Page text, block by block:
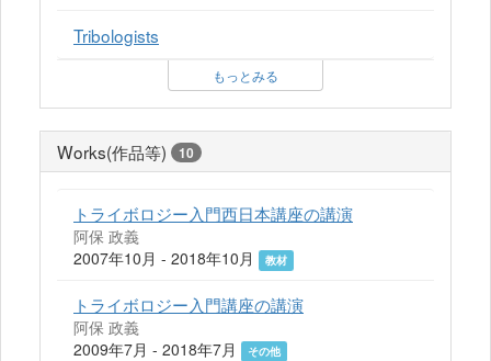
Tribologists
もっとみる
Works(作品等) 10
トライボロジー入門西日本講座の講演
阿保 政義
2007年10月 - 2018年10月
教材
トライボロジー入門講座の講演
阿保 政義
2009年7月 - 2018年7月
その他